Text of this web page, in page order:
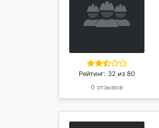
Рейтинг: 32 из 80
0 отзывов